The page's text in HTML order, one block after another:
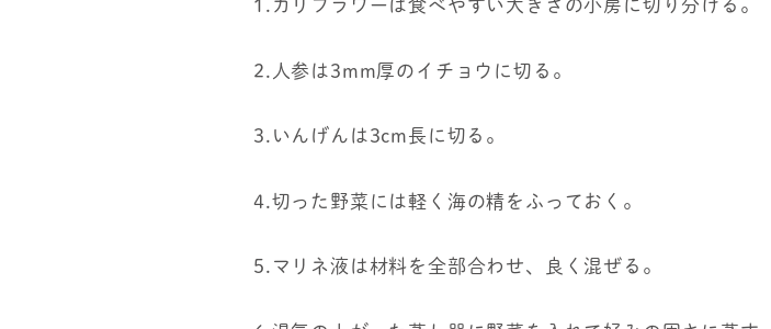
1.カリフラワーは食べやすい大きさの小房に切り分ける。
2.人参は3mm厚のイチョウに切る。
3.いんげんは3cm長に切る。
4.切った野菜には軽く海の精をふっておく。
5.マリネ液は材料を全部合わせ、良く混ぜる。